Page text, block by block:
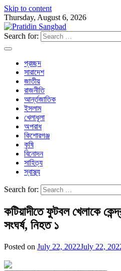
Skip to content
Thursday, August 6, 2026
Search for:
প্রচ্ছদ
সারাদেশ
জাতীয়
রাজনীতি
আর্ন্তজাতিক
ইসলাম
খেলাধূলা
অপরাধ
কিশোরগঞ্জ
কৃষি
বিনোদন
সাহিত্য
স্বাস্থ্য
Search for:
কটিয়াদীতে ফুটবল খেলাকে
সংঘর্ষ, নিহত ১
Posted on July 22, 2022July 22,